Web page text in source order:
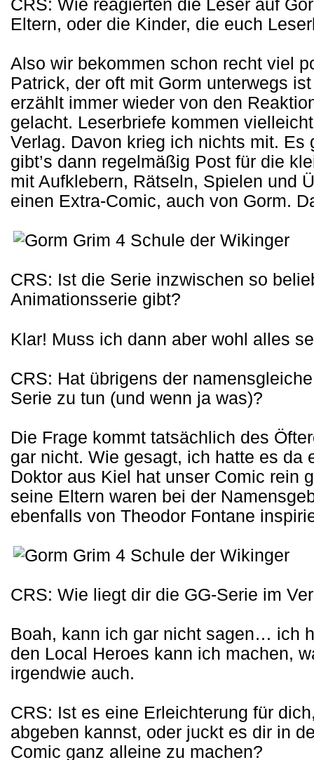
CRS: Wie reagierten die Leser auf
Eltern, oder die Kinder, die euch
Also wir bekommen schon recht viel
Patrick, der oft mit Gorm unterwegs
erzählt immer wieder von den
gelacht. Leserbriefe kommen
Verlag. Davon krieg ich nichts mit.
gibt’s dann regelmäßig Post für die
mit Aufklebern, Rätseln, Spielen und
einen Extra-Comic, auch von Gorm.
CRS: Ist die Serie inzwischen so
Animationsserie gibt?
Klar! Muss ich dann aber wohl alles
CRS: Hat übrigens der
Serie zu tun (und wenn ja was)?
Die Frage kommt tatsächlich des
gar nicht. Wie gesagt, ich hatte es
Doktor aus Kiel hat unser Comic rein
seine Eltern waren bei der
ebenfalls von Theodor Fontane
CRS: Wie liegt dir die GG-Serie im
Boah, kann ich gar nicht sagen… ich
den Local Heroes kann ich machen,
irgendwie auch.
CRS: Ist es eine Erleichterung für
abgeben kannst, oder juckt es dir in
Comic ganz alleine zu machen?